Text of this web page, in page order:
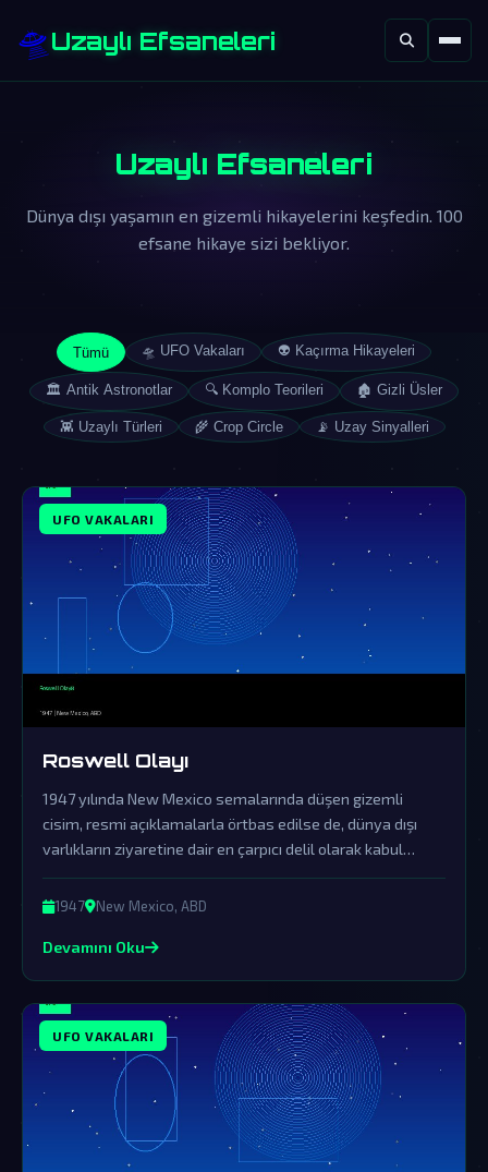
🛸Uzaylı Efsaneleri
Uzaylı Efsaneleri
Dünya dışı yaşamın en gizemli hikayelerini keşfedin. 100
efsane hikaye sizi bekliyor.
Tümü 🛸 UFO Vakaları 👽 Kaçırma Hikayeleri
🏛️ Antik Astronotlar 🔍 Komplo Teorileri 🏚️ Gizli Üsler
👾 Uzaylı Türleri 🌾 Crop Circle 📡 Uzay Sinyalleri
UFO VAKALARI
Roswell Olayı
1947 yılında New Mexico semalarında düşen gizemli
cisim, resmi açıklamalarla örtbas edilse de, dünya dışı
varlıkların ziyaretine dair en çarpıcı delil olarak kabul
ediliyor.
1947 New Mexico, ABD
Devamını Oku
UFO VAKALARI